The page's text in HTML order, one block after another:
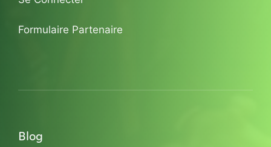
Formulaire Partenaire
Blog